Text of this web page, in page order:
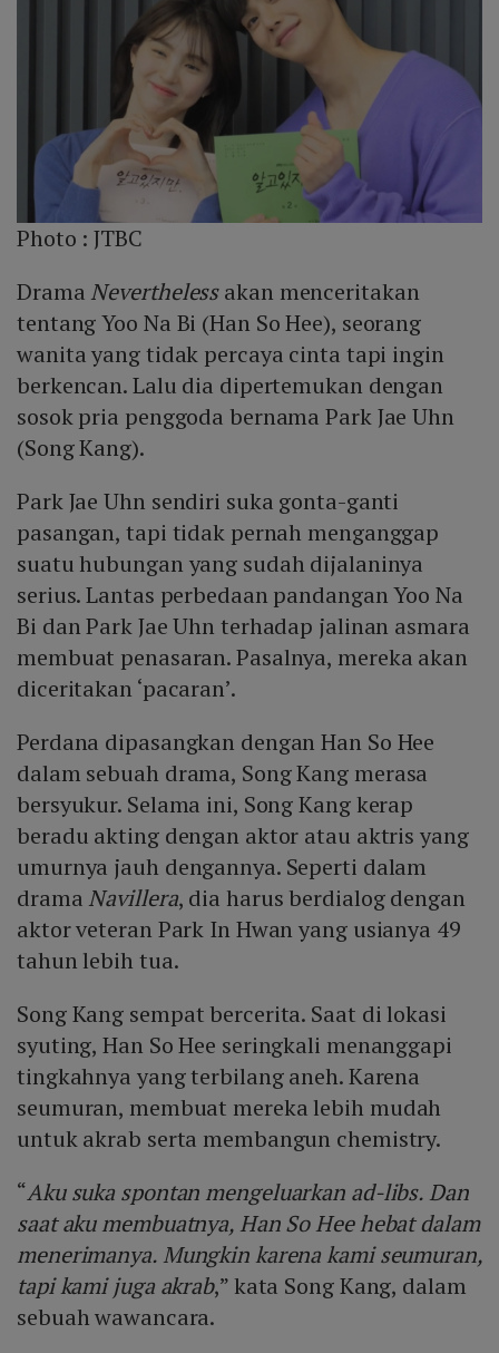
Photo :JTBC
Drama Neverthelessakan menceritakan
tentang Yoo Na Bi (Han So Hee), seorang
wanita yang tidak percaya cinta tapi ingin
berkencan. Lalu dia dipertemukan dengan
sosok pria penggoda bernama Park Jae Uhn
(Song Kang).
Park Jae Uhn sendiri suka gonta-ganti
pasangan, tapi tidak pernah menganggap
suatu hubungan yang sudah dijalaninya
serius. Lantas perbedaan pandangan Yoo Na
Bi dan Park Jae Uhn terhadap jalinan asmara
membuat penasaran. Pasalnya, mereka akan
diceritakan ‘pacaran’.
Perdana dipasangkan dengan Han So Hee
dalam sebuah drama, Song Kang merasa
bersyukur. Selama ini, Song Kang kerap
beradu akting dengan aktor atau aktris yang
umurnya jauh dengannya. Seperti dalam
drama Navillera, dia harus berdialog dengan
aktor veteran Park In Hwan yang usianya 49
tahun lebih tua.
Song Kang sempat bercerita. Saat di lokasi
syuting, Han So Hee seringkali menanggapi
tingkahnya yang terbilang aneh. Karena
seumuran, membuat mereka lebih mudah
untuk akrab serta membangun chemistry.
“Aku suka spontan mengeluarkan ad-libs. Dan
saat aku membuatnya, Han So Hee hebat dalam
menerimanya. Mungkin karena kami seumuran,
tapi kami juga akrab,” kata Song Kang, dalam
sebuah wawancara.